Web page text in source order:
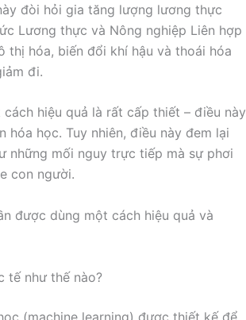
đòi hỏi gia tăng lượng lương thực
Lương thực và Nông nghiệp Liên hợp
thị hóa, biến đổi khí hậu và thoái hóa
đi.
hiệu quả là rất cấp thiết – điều này
hóa học. Tuy nhiên, điều này đem lại
những mối nguy trực tiếp mà sự phơi
con người.
được dùng một cách hiệu quả và
tế như thế nào?
(machine learning) được thiết kế để